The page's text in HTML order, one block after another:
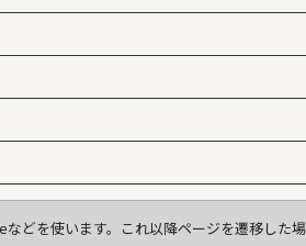
© 2025,
どを使います。これ以降ページを遷移し